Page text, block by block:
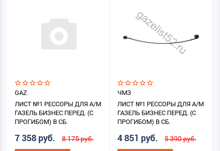
GAZ
ЛИСТ №1 РЕССОРЫ ДЛЯ А/М
ГАЗЕЛЬ БИЗНЕС ПЕРЕД. (С
ПРОГИБОМ) В СБ.
7 358 руб. 8 175 руб.
ЧМЗ
ЛИСТ №1 РЕССОРЫ ДЛЯ А/М
ГАЗЕЛЬ БИЗНЕС ПЕРЕД. (С
ПРОГИБОМ) В СБ.
4 851 руб. 5 390 руб.